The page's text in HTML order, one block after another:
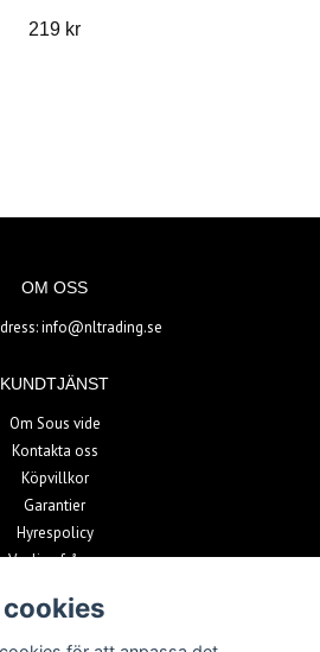
219 kr
OM OSS
info@nltrading.se
KUNDTJÄNST
Om Sous vide
Kontakta oss
Köpvillkor
Garantier
Hyrespolicy
Vanliga frågor